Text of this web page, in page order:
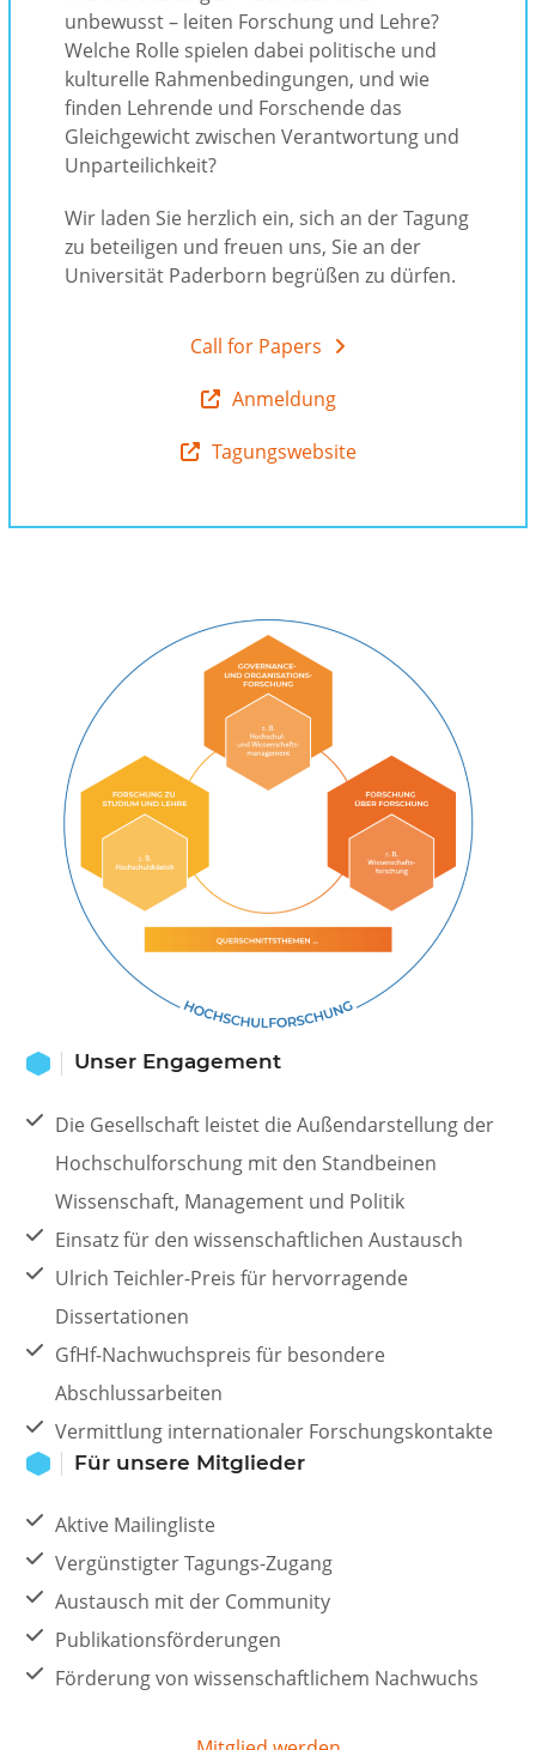
unbewusst – leiten Forschung und Lehre?
Welche Rolle spielen dabei politische und
kulturelle Rahmenbedingungen, und wie
finden Lehrende und Forschende das
Gleichgewicht zwischen Verantwortung und
Unparteilichkeit?
Wir laden Sie herzlich ein, sich an der Tagung
zu beteiligen und freuen uns, Sie an der
Universität Paderborn begrüßen zu dürfen.
Call for Papers
Anmeldung
Tagungswebsite
Unser Engagement
Die Gesellschaft leistet die Außendarstellung der
Hochschulforschung mit den Standbeinen
Wissenschaft, Management und Politik
Einsatz für den wissenschaftlichen Austausch
Ulrich Teichler-Preis für hervorragende
Dissertationen
GfHf-Nachwuchspreis für besondere
Abschlussarbeiten
Vermittlung internationaler Forschungskontakte
Für unsere Mitglieder
Aktive Mailingliste
Vergünstigter Tagungs-Zugang
Austausch mit der Community
Publikationsförderungen
Förderung von wissenschaftlichem Nachwuchs